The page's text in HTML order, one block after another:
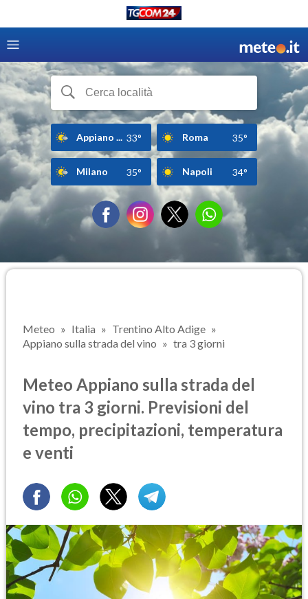
Appiano ... 33° Roma 35°
Milano 35° Napoli 34°
Meteo Italia
Trentino Alto Adige
Appiano sulla strada del vino
tra 3 giorni
Meteo Appiano sulla strada del
vino tra 3 giorni. Previsioni del
tempo, precipitazioni, temperatura
e venti